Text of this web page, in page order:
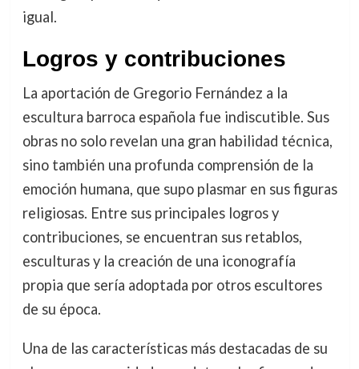
igual.
Logros y contribuciones
La aportación de Gregorio Fernández a la
escultura barroca española fue indiscutible. Sus
obras no solo revelan una gran habilidad técnica,
sino también una profunda comprensión de la
emoción humana, que supo plasmar en sus figuras
religiosas. Entre sus principales logros y
contribuciones, se encuentran sus retablos,
esculturas y la creación de una iconografía
propia que sería adoptada por otros escultores
de su época.
Una de las características más destacadas de su